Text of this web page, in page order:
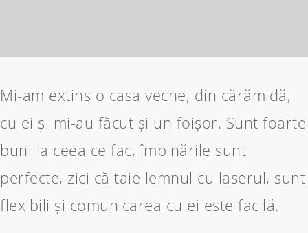
Mi-am extins o casa veche, din cărămidă,
cu ei și mi-au făcut și un foișor. Sunt foarte
buni la ceea ce fac, îmbinările sunt
perfecte, zici că taie lemnul cu laserul, sunt
flexibili și comunicarea cu ei este facilă.